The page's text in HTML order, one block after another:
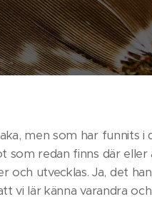
men som har funnits i
som redan finns där
och utvecklas. Ja, det
vi lär känna varandra